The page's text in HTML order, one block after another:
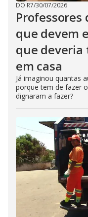
DO R7/30/07/2026
Professores
que devem
que deveria
em casa
Já imaginou quantas
porque tem de fazer
dignaram a fazer?